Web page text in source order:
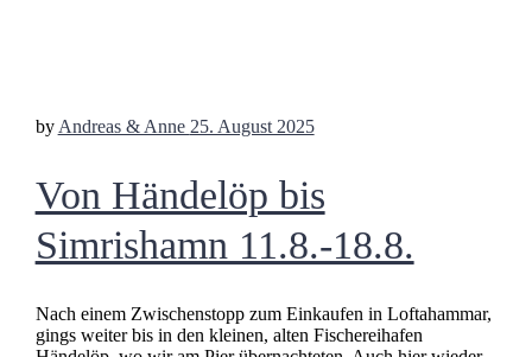
by Andreas & Anne 25. August 2025
Von Händelöp bis
Simrishamn 11.8.-18.8.
Nach einem Zwischenstopp zum Einkaufen in Loftahammar,
gings weiter bis in den kleinen, alten Fischereihafen